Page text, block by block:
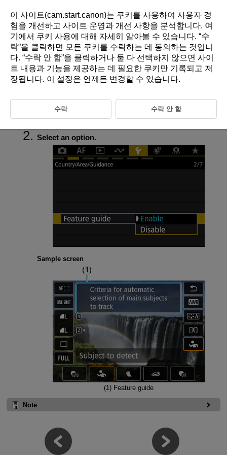
D388-213
Feature Guide
Select an option.
Sample screen
(1) Feature guide
Note
이 사이트(cam.start.canon)는 쿠키를 사용하여 사용자 경
험을 개선하고 사이트 운영과 개선 사항을 분석합니다. 여
기 에서 쿠키 사용에 대해 자세히 알아볼 수 있습니다. “수
락”을 클릭하면 모든 쿠키를 수락하는 데 동의하는 것입니
다. “수락 안 함”을 클릭하거나 둘 다 선택하지 않으면 사이
트 내용과 기능을 제공하는 데 필요한 쿠키만 기록되고 저
장됩니다. 이 설정은 언제든 변경할 수 있습니다.
수락 수락 안 함